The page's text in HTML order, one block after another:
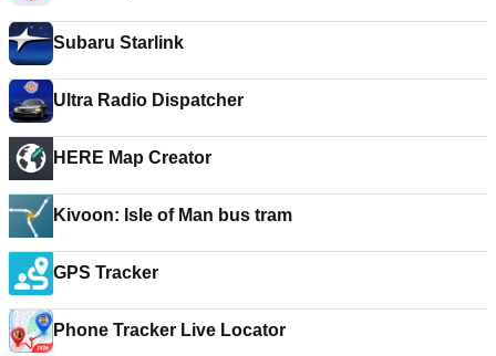
Subaru Starlink
Ultra Radio Dispatcher
HERE Map Creator
Kivoon: Isle of Man bus tram
GPS Tracker
Phone Tracker Live Locator